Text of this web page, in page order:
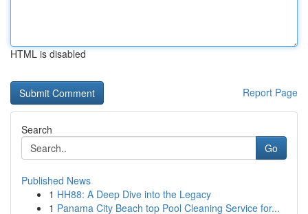
HTML is disabled
Report Page
Search
Go
Published News
1 HH88: A Deep Dive into the Legacy
1 Panama City Beach top Pool Cleaning Service for...